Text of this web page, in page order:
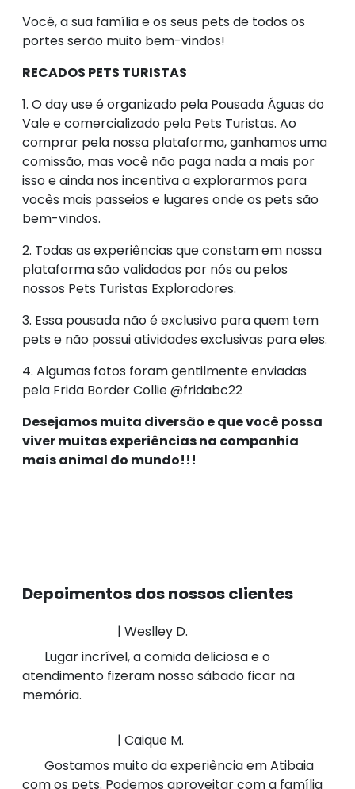
Você, a sua família e os seus pets de todos os
portes serão muito bem-vindos!
RECADOS PETS TURISTAS
1. O day use é organizado pela Pousada Águas do
Vale e comercializado pela Pets Turistas. Ao
comprar pela nossa plataforma, ganhamos uma
comissão, mas você não paga nada a mais por
isso e ainda nos incentiva a explorarmos para
vocês mais passeios e lugares onde os pets são
bem-vindos.
2. Todas as experiências que constam em nossa
plataforma são validadas por nós ou pelos
nossos Pets Turistas Exploradores.
3. Essa pousada não é exclusivo para quem tem
pets e não possui atividades exclusivas para eles.
4. Algumas fotos foram gentilmente enviadas
pela Frida Border Collie @fridabc22
Desejamos muita diversão e que você possa
viver muitas experiências na companhia
mais animal do mundo!!!
Depoimentos dos nossos clientes
| Weslley D.
Lugar incrível, a comida deliciosa e o
atendimento fizeram nosso sábado ficar na
memória.
| Caique M.
Gostamos muito da experiência em Atibaia
com os pets. Podemos aproveitar com a família